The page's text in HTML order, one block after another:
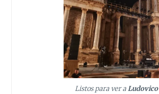
Listos para ver aLudovico